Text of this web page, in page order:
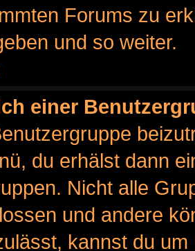
Forums zu
und so weiter.
einer
du erhälst dann
Nicht alle
und andere
kannst du